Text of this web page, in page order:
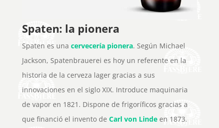
Spaten: la pionera
Spaten es una cervecería pionera. Según Michael
Jackson, Spatenbrauerei es hoy un referente en la
historia de la cerveza lager gracias a sus
innovaciones en el siglo XIX. Introduce maquinaria
de vapor en 1821. Dispone de frigoríficos gracias a
que financió el invento de Carl von Lindeen 1873.